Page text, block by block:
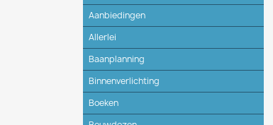
Aanbiedingen
Allerlei
Baanplanning
Binnenverlichting
Boeken